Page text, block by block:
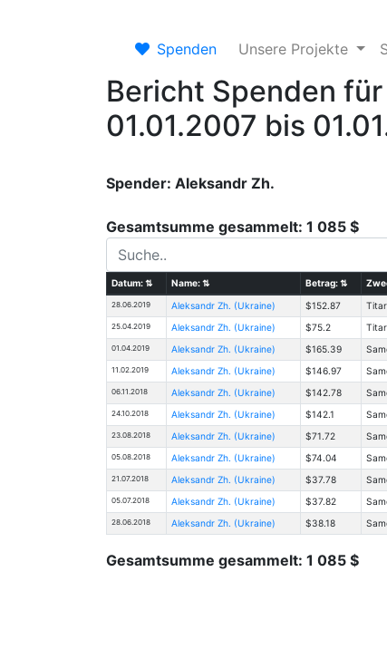
Spenden Unsere Projekte
Bericht Spenden
01.01.2007 bis
Spender: Aleksandr Zh.
Gesamtsumme gesammelt: 1 085 $
Datum:⇅ Name:⇅ Betrag:⇅
28.06.2019 Aleksandr Zh. (Ukraine) $152.87
25.04.2019 Aleksandr Zh. (Ukraine) $75.2
01.04.2019 Aleksandr Zh. (Ukraine) $165.39
11.02.2019 Aleksandr Zh. (Ukraine) $146.97
06.11.2018 Aleksandr Zh. (Ukraine) $142.78
24.10.2018 Aleksandr Zh. (Ukraine) $142.1
23.08.2018 Aleksandr Zh. (Ukraine) $71.72
05.08.2018 Aleksandr Zh. (Ukraine) $74.04
21.07.2018 Aleksandr Zh. (Ukraine) $37.78
05.07.2018 Aleksandr Zh. (Ukraine) $37.82
28.06.2018 Aleksandr Zh. (Ukraine) $38.18
Gesamtsumme gesammelt: 1 085 $